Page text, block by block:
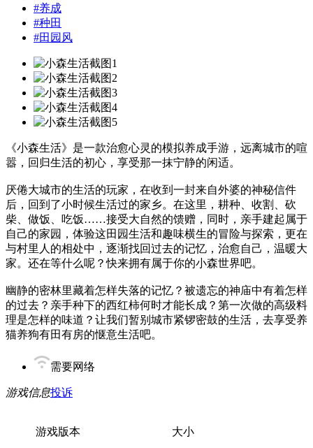
#养成
#种田
#田园风
《小森生活》是一款治愈心灵的模拟养成手游，远离城市的喧
嚣，回归生活的初心，享受那一抹宁静的闲适。
厌倦大城市的生活的玩家，在收到一封来自外婆的神秘信件
后，回到了小时候生活过的家乡。在这里，耕种、收割、砍
柴、做饭、吃饭……接受大自然的馈赠，同时，亲手建起属于
自己的家园，体验这田园生活和趣味横生的冒险与探索，更在
与村里人的相处中，逐渐找回过去的记忆，治愈自己，温暖大
家。还在等什么呢？快来拥有属于你的小森世界吧。
幽静的密林里藏着怎样失落的记忆？被遗忘的神庙中有着怎样
的过去？亲手种下的西红柿何时才能长成？第一次做的高级料
理是怎样的味道？让我们暂别城市紧锣密鼓的生活，去享受养
猫养狗有田有房的惬意生活吧。
需要网络
游戏信息投诉
游戏版本 大小